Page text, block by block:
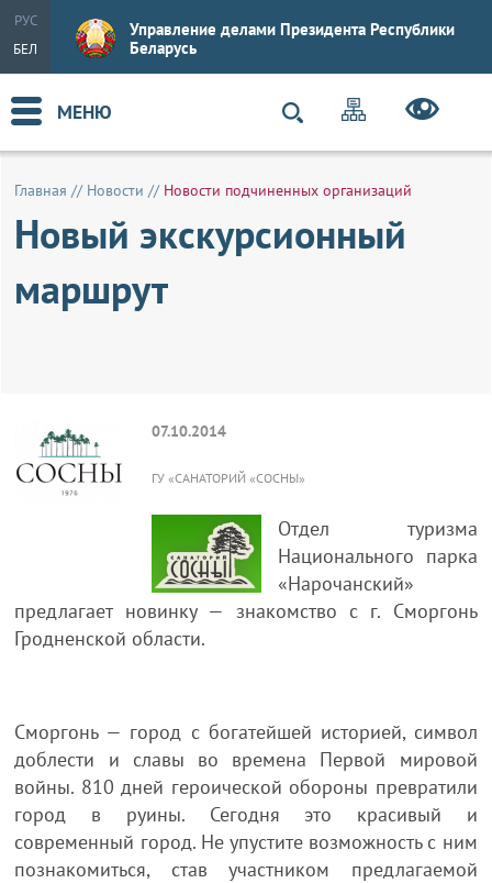
РУС
БЕЛ
Управление делами Президента Республики
Беларусь
МЕНЮ
Главная // Новости // Новости подчиненных организаций
Новый экскурсионный
маршрут
07.10.2014
ГУ «САНАТОРИЙ «СОСНЫ»
Отдел туризма
Национального парка
«Нарочанский»
предлагает новинку — знакомство с г. Сморгонь
Гродненской области.
Сморгонь — город с богатейшей историей, символ
доблести и славы во времена Первой мировой
войны. 810 дней героической обороны превратили
город в руины. Сегодня это красивый и
современный город. Не упустите возможность с ним
познакомиться, став участником предлагаемой